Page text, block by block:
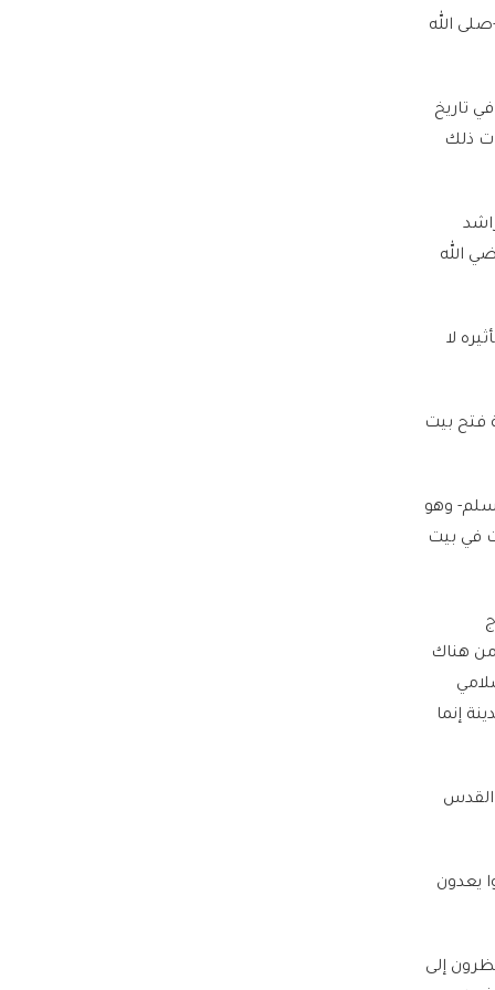
الله
تاريخ
ذلك
الله
لا
فتح بيت
وهو
في بيت
من هناك
إنما
القدس
يعدون
قال عن بيت المقدس "المسلمون منذ 14 قرنا ينظرون إلى